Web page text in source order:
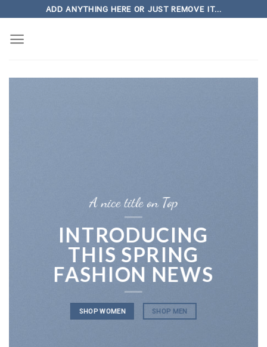
content
ADD ANYTHING HERE OR JUST REMOVE IT...
A nice title on Top
INTRODUCING
THIS SPRING
FASHION NEWS
SHOP WOMEN SHOP MEN